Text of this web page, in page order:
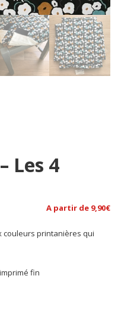
Les 4
A partir de 9,90€
couleurs printanières qui
fin